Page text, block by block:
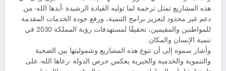
هذه المشاريع تمثل ترجمة لما توليه القيادة الرشيدة -أيدها الله- من
دعم غير محدود لتعزيز برامج التنمية، ورفع جودة الخدمات المقدمة
للمواطنين والمقيمين، تحقيقًا لمستهدفات رؤية المملكة 2030 في
تنمية الإنسان والمكان.
وأشار سموه إلى أن تنوع هذه المشاريع وشموليتها بين الصحية
والتنموية والخدمية والخيرية يعكس حرص الدولة -رعاها الله- على